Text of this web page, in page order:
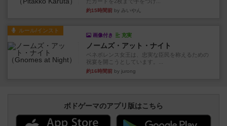
約15時間前 by みいやん
ルール/インスト
画像付き 充実
ノームズ・アット・ナイト
ベネボレンス女王は、忠実な臣民を称えるための
祝宴を開こうとしています。...
約16時間前 by jurong
ボドゲーマのアプリ版はこちら